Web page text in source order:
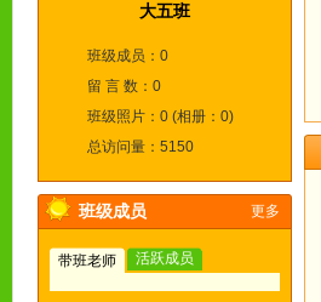
大五班
班级成员：0
留 言 数：0
班级照片：0 (相册：0)
总访问量：5150
班级成员 更多
带班老师 活跃成员